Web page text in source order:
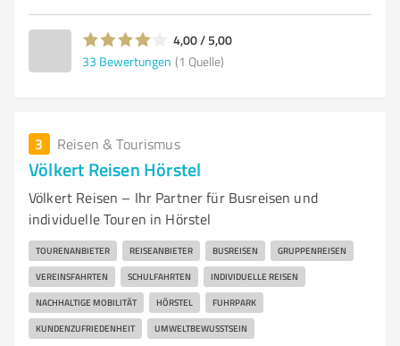
4,00 / 5,00
33 Bewertungen (1 Quelle)
3 Reisen & Tourismus
Völkert Reisen Hörstel
Völkert Reisen – Ihr Partner für Busreisen und
individuelle Touren in Hörstel
TOURENANBIETER REISEANBIETER BUSREISEN GRUPPENREISEN
VEREINSFAHRTEN SCHULFAHRTEN INDIVIDUELLE REISEN
NACHHALTIGE MOBILITÄT HÖRSTEL FUHRPARK
KUNDENZUFRIEDENHEIT UMWELTBEWUSSTSEIN